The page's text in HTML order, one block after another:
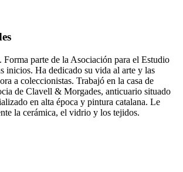
Forma parte de la Asociación para el Estudio
inicios. Ha dedicado su vida al arte y las
a coleccionistas. Trabajó en la casa de
de Clavell & Morgades, anticuario situado
en alta época y pintura catalana. Le
la cerámica, el vidrio y los tejidos.